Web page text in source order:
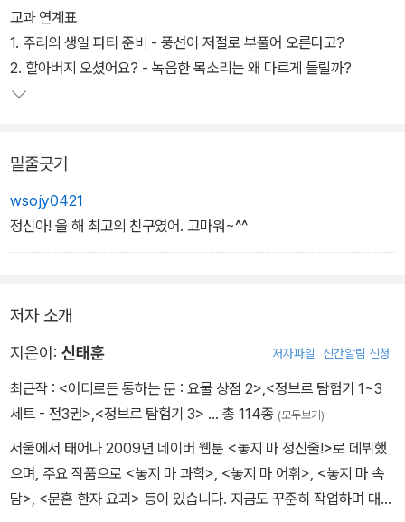
스토리는 코딩을 가르칠 때 로봇과 함께 다루는 것이 좋다는 실과 교
과 지침을 참고하여 정구와 정신이가 로봇 공룡을 만들어 로봇 공룡
대전에 참가하는 이야기로 설정이 되었다. 로봇 공룡을 만들어 로봇
어와 소프트웨어는 무엇인지를 알아본다. 더불어 어린이들이 재미있
어 하는 공룡에 대한 상식도 알아볼 수 있도록 하였다.
엉뚱하면서도 예측할 수 없는 방향으로 전개되는 이야기는 아이들이
책을 손에서 놓지 못하게 만들고, 평소에 어렵게 느끼던 과학을 좀 더
이 책은 질문과 그에 대한 답이 본문을 이루고 있고 본문 말미에 질문
을 해결하는 과학적 원리에 대한 설명이 들어 있다. 필요한 경우에는
사진과 그림이 풍부한 ‘놓지 마 과학 원리!’ 코너에서 좀 더 자세히 알
아보도록 하였다. 또한 책머리에 각각의 질문들과 연관된 교과 단원
교과 연계표
1. 주리의 생일 파티 준비 - 풍선이 저절로 부풀어 오른다고?
2. 할아버지 오셨어요? - 녹음한 목소리는 왜 다르게 들릴까?
밑줄긋기
wsojy0421
정신아! 올 해 최고의 친구였어. 고마워~^^
저자 소개
지은이: 신태훈 저자파일 신간알림 신청
최근작 : <어디로든 통하는 문 : 요물 상점 2>,<정브르 탐험기 1~3
세트 - 전3권>,<정브르 탐험기 3> … 총 114종 (모두보기)
서울에서 태어나 2009년 네이버 웹툰 <놓지 마 정신줄!>로 데뷔했
으며, 주요 작품으로 <놓지 마 과학>, <놓지 마 어휘>, <놓지 마 속
담>, <문혼 한자 요괴> 등이 있습니다. 지금도 꾸준히 작업하며 대학